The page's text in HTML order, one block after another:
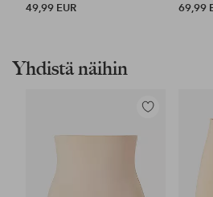
49,99 EUR
69,99
Yhdistä näihin
Lisää